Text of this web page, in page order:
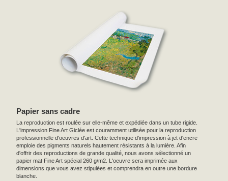
Papier sans cadre
La reproduction est roulée sur elle-même et expédiée dans un tube rigide.
L'impression Fine Art Giclée est couramment utilisée pour la reproduction
professionnelle d'oeuvres d'art. Cette technique d'impression à jet d'encre
emploie des pigments naturels hautement résistants à la lumière. Afin
d'offrir des reproductions de grande qualité, nous avons sélectionné un
papier mat Fine Art spécial 260 g/m2. L'oeuvre sera imprimée aux
dimensions que vous avez stipulées et comprendra en outre une bordure
blanche.